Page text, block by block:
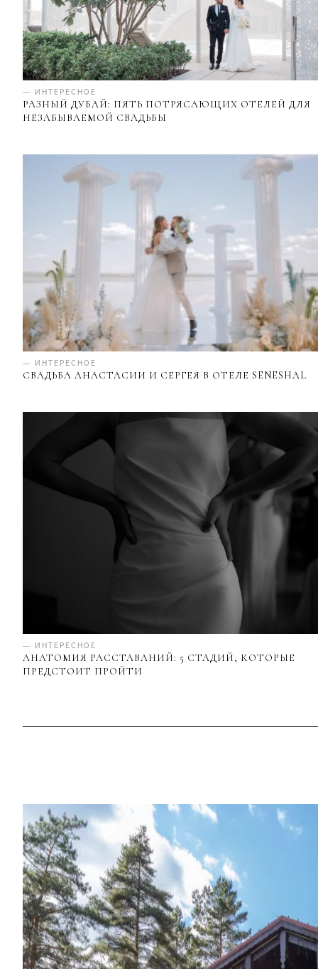
— ИНТЕРЕСНОЕ
РАЗНЫЙ ДУБАЙ: ПЯТЬ ПОТРЯСАЮЩИХ ОТЕЛЕЙ ДЛЯ
НЕЗАБЫВАЕМОЙ СВАДЬБЫ
— ИНТЕРЕСНОЕ
СВАДЬБА АНАСТАСИИ И СЕРГЕЯ В ОТЕЛЕ SENESHAL
— ИНТЕРЕСНОЕ
АНАТОМИЯ РАССТАВАНИЙ: 5 СТАДИЙ, КОТОРЫЕ
ПРЕДСТОИТ ПРОЙТИ